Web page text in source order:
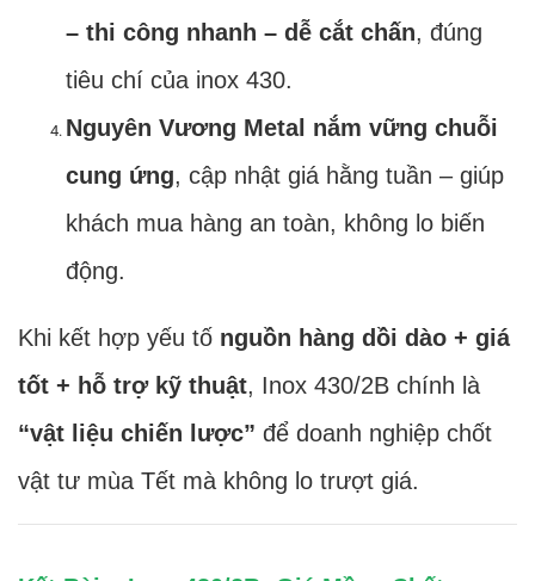
– thi công nhanh – dễ cắt chấn, đúng
tiêu chí của inox 430.
Nguyên Vương Metal nắm vững chuỗi
cung ứng, cập nhật giá hằng tuần – giúp
khách mua hàng an toàn, không lo biến
động.
Khi kết hợp yếu tố nguồn hàng dồi dào + giá
tốt + hỗ trợ kỹ thuật, Inox 430/2B chính là
“vật liệu chiến lược” để doanh nghiệp chốt
vật tư mùa Tết mà không lo trượt giá.